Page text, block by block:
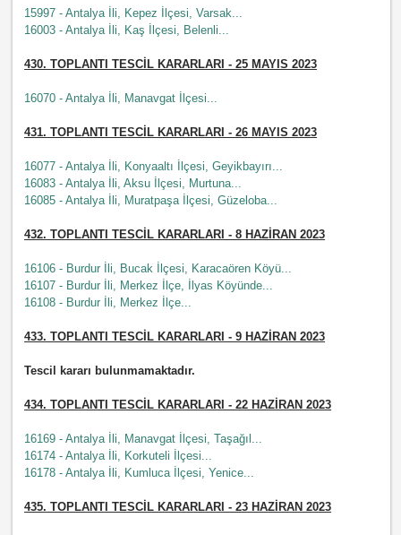
15997 - Antalya İli, Kepez İlçesi, Varsak...
16003 - Antalya İli, Kaş İlçesi, Belenli...
430. TOPLANTI TESCİL KARARLARI - 25 MAYIS 2023
16070 - Antalya İli, Manavgat İlçesi...
431. TOPLANTI TESCİL KARARLARI - 26 MAYIS 2023
16077 - Antalya İli, Konyaaltı İlçesi, Geyikbayırı...
16083 - Antalya İli, Aksu İlçesi, Murtuna...
16085 - Antalya İli, Muratpaşa İlçesi, Güzeloba...
432. TOPLANTI TESCİL KARARLARI - 8 HAZİRAN 2023
16106 - Burdur İli, Bucak İlçesi, Karacaören Köyü...
16107 - Burdur İli, Merkez İlçe, İlyas Köyünde...
16108 - Burdur İli, Merkez İlçe...
433. TOPLANTI TESCİL KARARLARI - 9 HAZİRAN 2023
Tescil kararı bulunmamaktadır.
434. TOPLANTI TESCİL KARARLARI - 22 HAZİRAN 2023
16169 - Antalya İli, Manavgat İlçesi, Taşağıl...
16174 - Antalya İli, Korkuteli İlçesi...
16178 - Antalya İli, Kumluca İlçesi, Yenice...
435. TOPLANTI TESCİL KARARLARI - 23 HAZİRAN 2023